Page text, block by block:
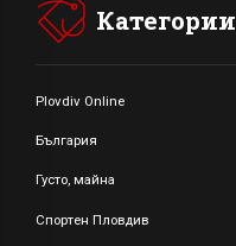
Категории
Plovdiv Online
България
Густо, майна
Спортен Пловдив